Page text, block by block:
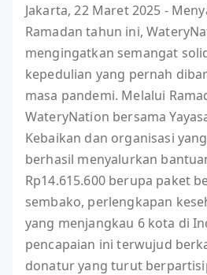
Jakarta, 22 Maret 2025 -
Ramadan tahun ini,
mengingatkan semangat
kepedulian yang pernah
masa pandemi. Melalui
WateryNation bersama
Kebaikan dan organisasi
berhasil menyalurkan
Rp14.615.600 berupa paket
sembako, perlengkapan
yang menjangkau 6 kota di
pencapaian ini terwujud
donatur yang turut